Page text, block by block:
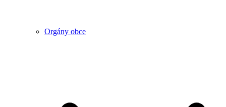
Orgány obce